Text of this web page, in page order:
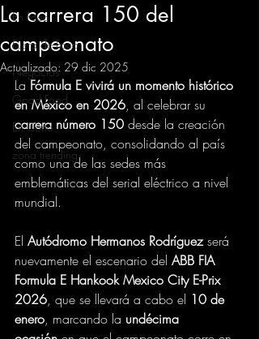
En Foco
Fuera de Foco
Negocios
Good Food
En Corto
zona trending
La carrera 150 del
campeonato
Actualizado: 29 dic 2025
La Fórmula E vivirá un momento histórico
en México en 2026, al celebrar su
carrera número 150 desde la creación
del campeonato, consolidando al país
como una de las sedes más
emblemáticas del serial eléctrico a nivel
mundial.
El Autódromo Hermanos Rodríguez será
nuevamente el escenario del ABB FIA
Formula E Hankook Mexico City E-Prix
2026, que se llevará a cabo el 10 de
enero, marcando la undécima